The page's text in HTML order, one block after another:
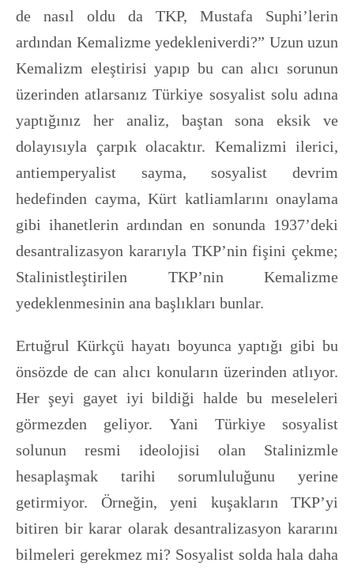
de nasıl oldu da TKP, Mustafa Suphi’lerin
ardından Kemalizme yedekleniverdi?” Uzun uzun
Kemalizm eleştirisi yapıp bu can alıcı sorunun
üzerinden atlarsanız Türkiye sosyalist solu adına
yaptığınız her analiz, baştan sona eksik ve
dolayısıyla çarpık olacaktır. Kemalizmi ilerici,
antiemperyalist sayma, sosyalist devrim
hedefinden cayma, Kürt katliamlarını onaylama
gibi ihanetlerin ardından en sonunda 1937’deki
desantralizasyon kararıyla TKP’nin fişini çekme;
Stalinistleştirilen TKP’nin Kemalizme
yedeklenmesinin ana başlıkları bunlar.
Ertuğrul Kürkçü hayatı boyunca yaptığı gibi bu
önsözde de can alıcı konuların üzerinden atlıyor.
Her şeyi gayet iyi bildiği halde bu meseleleri
görmezden geliyor. Yani Türkiye sosyalist
solunun resmi ideolojisi olan Stalinizmle
hesaplaşmak tarihi sorumluluğunu yerine
getirmiyor. Örneğin, yeni kuşakların TKP’yi
bitiren bir karar olarak desantralizasyon kararını
bilmeleri gerekmez mi? Sosyalist solda hala daha